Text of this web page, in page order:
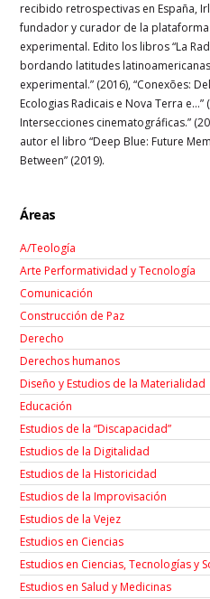
recibido retrospectivas en España,
fundador y curador de la
experimental. Edito los libros “La
bordando latitudes
experimental.” (2016), “Conexões:
Ecologias Radicais e Nova Terra e…”
Intersecciones cinematográficas.”
autor el libro “Deep Blue: Future
Between” (2019).
Áreas
A/Teología
Arte Performatividad y Tecnología
Comunicación
Construcción de Paz
Derecho
Derechos humanos
Diseño y Estudios de la Materialidad
Educación
Estudios de la “Discapacidad”
Estudios de la Digitalidad
Estudios de la Historicidad
Estudios de la Improvisación
Estudios de la Vejez
Estudios en Ciencias
Estudios en Ciencias, Tecnologías y
Estudios en Salud y Medicinas